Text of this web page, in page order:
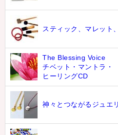
スティック、マレット
The Blessing Voice
チベット・マントラ・
ヒーリングCD
神々とつながるジュエ